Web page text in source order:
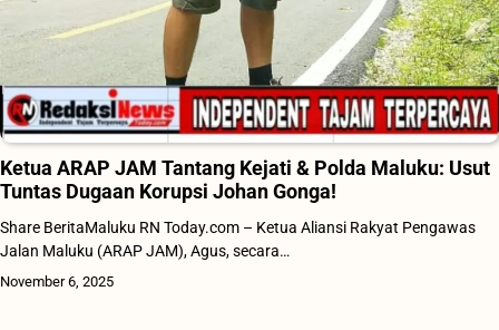
Ketua ARAP JAM Tantang Kejati & Polda Maluku: Usut
Tuntas Dugaan Korupsi Johan Gonga!
Share BeritaMaluku RN Today.com – Ketua Aliansi Rakyat Pengawas
Jalan Maluku (ARAP JAM), Agus, secara…
November 6, 2025